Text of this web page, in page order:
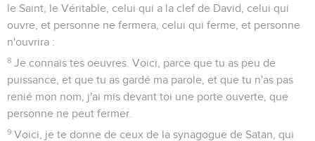
le Saint, le Véritable, celui qui a la clef de David, celui qui
ouvre, et personne ne fermera, celui qui ferme, et personne
n'ouvrira :
8 Je connais tes oeuvres. Voici, parce que tu as peu de
puissance, et que tu as gardé ma parole, et que tu n'as pas
renié mon nom, j'ai mis devant toi une porte ouverte, que
personne ne peut fermer.
9 Voici, je te donne de ceux de la synagogue de Satan, qui